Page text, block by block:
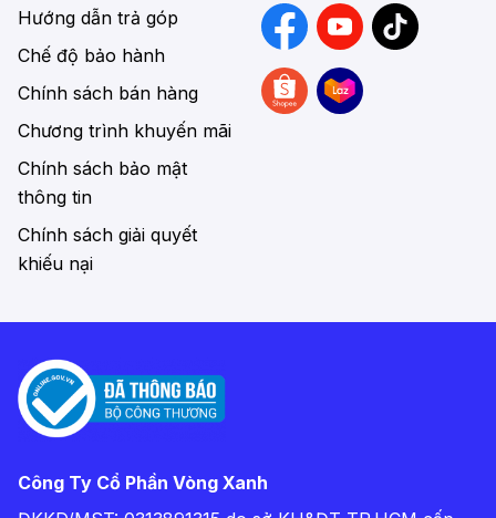
Hướng dẫn trả góp
Chế độ bảo hành
Chính sách bán hàng
Chương trình khuyến mãi
Chính sách bảo mật
thông tin
Chính sách giải quyết
khiếu nại
Công Ty Cổ Phần Vòng Xanh